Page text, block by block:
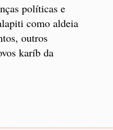
políticas e
como aldeia
outros
karíb da